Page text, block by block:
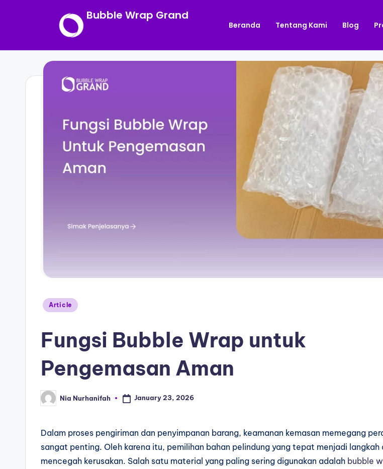
Bubble Wrap Grand
Beranda Tentang Kami Blog
Article
Fungsi Bubble Wrap untuk
Pengemasan Aman
Nia Nurhanifah January 23, 2026
Dalam proses pengiriman dan penyimpanan barang, keamanan kemasan memegang
sangat penting. Oleh karena itu, pemilihan bahan pelindung yang tepat menjadi langkah
mencegah kerusakan. Salah satu material yang paling sering digunakan adalah bubble